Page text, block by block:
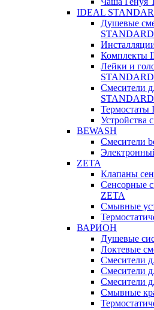
IDEAL
Душевые
STANDARD
Комплекты
Лейки и
STANDARD
Смесители
STANDARD
BEWASH
Смесители
ZETA
Клапаны
Сенсорные
ZETA
Смывные
ВАРИОН
Душевые
Локтевые
Смесители
Смесители
Смесители
Смывные